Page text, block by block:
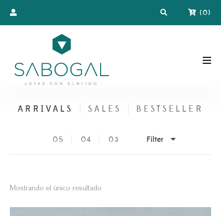
(0)
ARRIVALS SALES BESTSELLER
05 04 03 Filter
Mostrando el único resultado